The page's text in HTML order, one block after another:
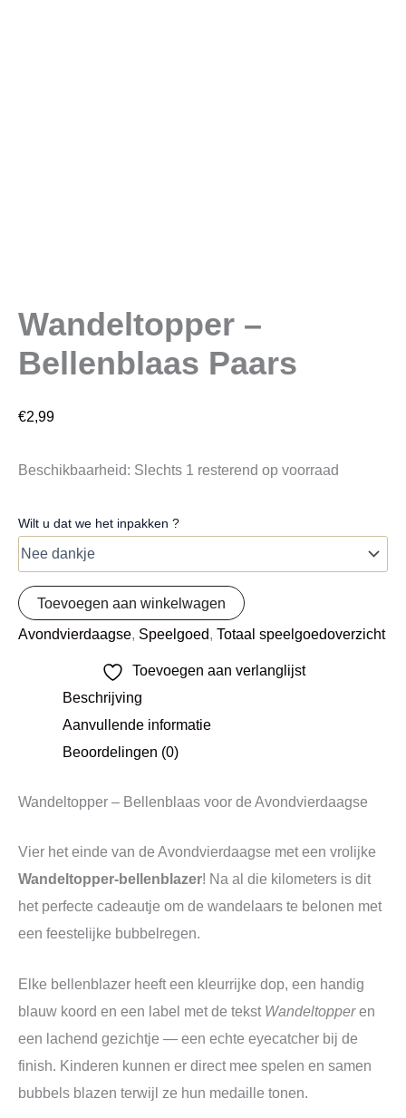
Wandeltopper –
Bellenblaas Paars
€2,99
Beschikbaarheid: Slechts 1 resterend op voorraad
Wilt u dat we het inpakken ?
Toevoegen aan winkelwagen
Avondvierdaagse, Speelgoed, Totaal speelgoedoverzicht
Toevoegen aan verlanglijst
Beschrijving
Aanvullende informatie
Beoordelingen (0)
Wandeltopper – Bellenblaas voor de Avondvierdaagse
Vier het einde van de Avondvierdaagse met een vrolijke
Wandeltopper‑bellenblazer! Na al die kilometers is dit
het perfecte cadeautje om de wandelaars te belonen met
een feestelijke bubbelregen.
Elke bellenblazer heeft een kleurrijke dop, een handig
blauw koord en een label met de tekst Wandeltopperen
een lachend gezichtje — een echte eyecatcher bij de
finish. Kinderen kunnen er direct mee spelen en samen
bubbels blazen terwijl ze hun medaille tonen.